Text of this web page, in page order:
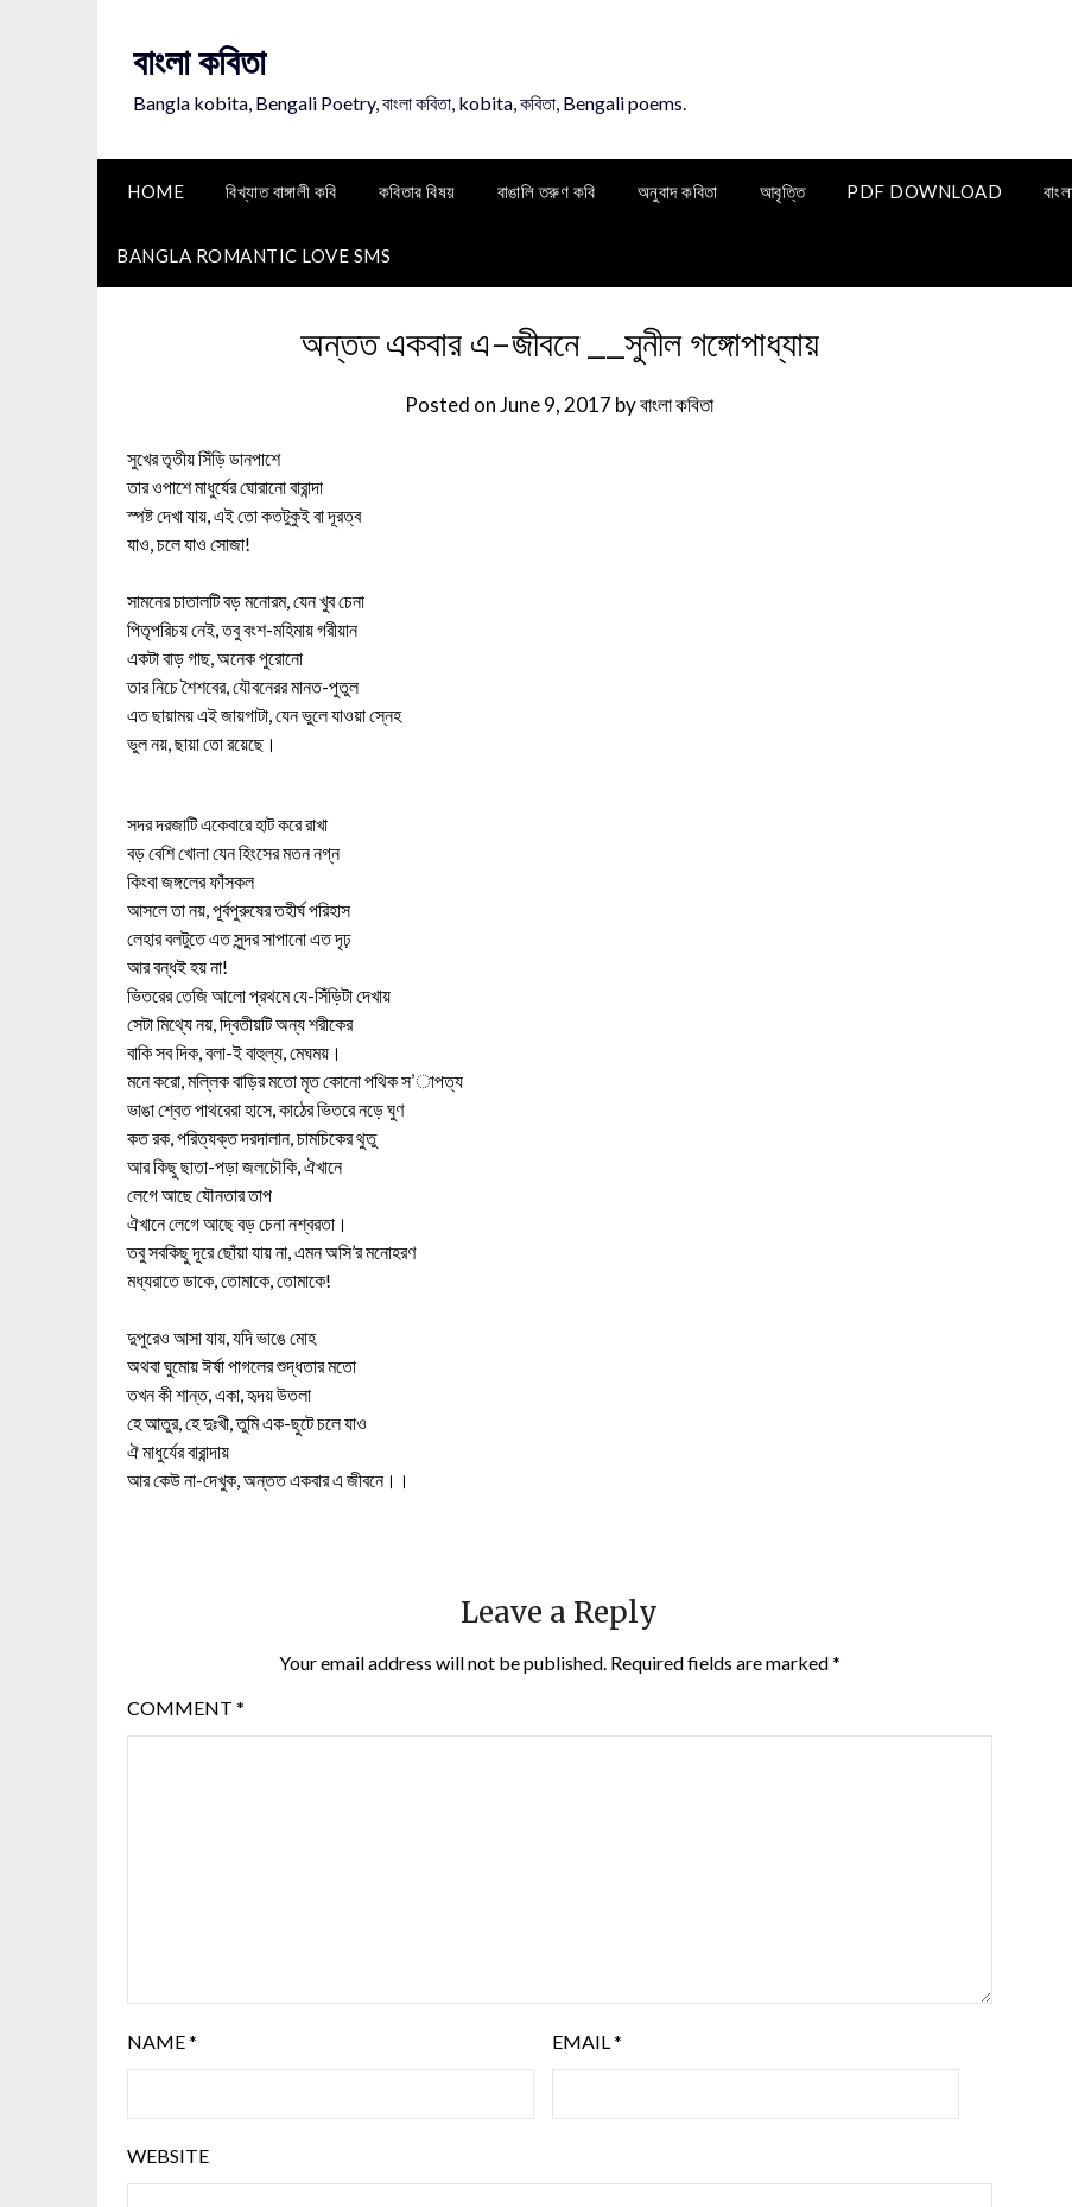
বাংলা কবিতা
Bangla kobita, Bengali Poetry, বাংলা কবিতা, kobita, কবিতা, Bengali poems.
HOME বিখ্যাত বাঙ্গালী কবি কবিতার বিষয় বাঙালি তরুণ কবি অনুবাদ কবিতা আবৃত্তি PDF DOWNLOAD
BANGLA ROMANTIC LOVE SMS
অন্তত একবার এ-জীবনে __সুনীল গঙ্গোপাধ্যায়
Posted onJune 9, 2017 byবাংলা কবিতা
সুখের তৃতীয় সিঁড়ি ডানপাশে
তার ওপাশে মাধুর্যের ঘোরানো বারান্দা
স্পষ্ট দেখা যায়, এই তো কতটুকুই বা দূরত্ব
যাও, চলে যাও সোজা!
সামনের চাতালটি বড় মনোরম, যেন খুব চেনা
পিতৃপরিচয় নেই, তবু বংশ-মহিমায় গরীয়ান
একটা বাড় গাছ, অনেক পুরোনো
তার নিচে শৈশবের, যৌবনেরর মানত-পুতুল
এত ছায়াময় এই জায়গাটা, যেন ভুলে যাওয়া স্নেহ
ভুল নয়, ছায়া তো রয়েছে।
সদর দরজাটি একেবারে হাট করে রাখা
বড় বেশি খোলা যেন হিংসের মতন নগ্ন
কিংবা জঙ্গলের ফাঁসকল
আসলে তা নয়, পূর্বপুরুষের তহীর্ঘ পরিহাস
লেহার বলটুতে এত সুন্দর সাপানো এত দৃঢ়
আর বন্ধই হয় না!
ভিতরের তেজি আলো প্রথমে যে-সিঁড়িটা দেখায়
সেটা মিথ্যে নয়, দ্বিতীয়টি অন্য শরীকের
বাকি সব দিক, বলা-ই বাহুল্য, মেঘময়।
মনে করো, মল্লিক বাড়ির মতো মৃত কোনো পথিক স’াপত্য
ভাঙা শ্বেত পাথরেরা হাসে, কাঠের ভিতরে নড়ে ঘুণ
কত রক, পরিত্যক্ত দরদালান, চামচিকের থুতু
আর কিছু ছাতা-পড়া জলচৌকি, ঐখানে
লেগে আছে যৌনতার তাপ
ঐখানে লেগে আছে বড় চেনা নশ্বরতা।
তবু সবকিছু দূরে ছোঁয়া যায় না, এমন অসি’র মনোহরণ
মধ্যরাতে ডাকে, তোমাকে, তোমাকে!
দুপুরেও আসা যায়, যদি ভাঙে মোহ
অথবা ঘুমোয় ঈর্ষা পাগলের শুদ্ধতার মতো
তখন কী শান্ত, একা, হৃদয় উতলা
হে আতুর, হে দুঃখী, তুমি এক-ছুটে চলে যাও
ঐ মাধুর্যের বারান্দায়
আর কেউ না-দেখুক, অন্তত একবার এ জীবনে।।
Leave a Reply
Your email address will not be published. Required fields are marked*
COMMENT *
NAME* EMAIL*
WEBSITE